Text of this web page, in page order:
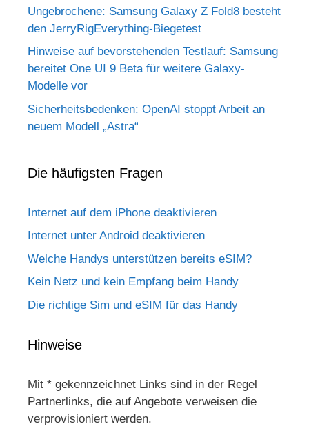
Ungebrochene: Samsung Galaxy Z Fold8 besteht
den JerryRigEverything-Biegetest
Hinweise auf bevorstehenden Testlauf: Samsung
bereitet One UI 9 Beta für weitere Galaxy-
Modelle vor
Sicherheitsbedenken: OpenAI stoppt Arbeit an
neuem Modell „Astra“
Die häufigsten Fragen
Internet auf dem iPhone deaktivieren
Internet unter Android deaktivieren
Welche Handys unterstützen bereits eSIM?
Kein Netz und kein Empfang beim Handy
Die richtige Sim und eSIM für das Handy
Hinweise
Mit * gekennzeichnet Links sind in der Regel
Partnerlinks, die auf Angebote verweisen die
verprovisioniert werden.